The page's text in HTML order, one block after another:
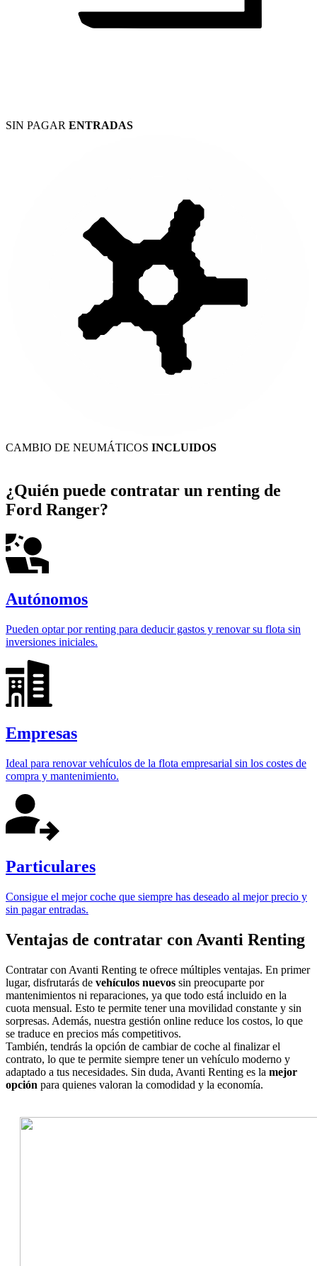
SIN PAGAR ENTRADAS
CAMBIO DE NEUMÁTICOS INCLUIDOS
¿Quién puede contratar un renting de
Ford Ranger?
Autónomos
Pueden optar por renting para deducir gastos y renovar su flota sin
inversiones iniciales.
Empresas
Ideal para renovar vehículos de la flota empresarial sin los costes de
compra y mantenimiento.
Particulares
Consigue el mejor coche que siempre has deseado al mejor precio y
sin pagar entradas.
Ventajas de contratar con Avanti Renting
Contratar con Avanti Renting te ofrece múltiples ventajas. En primer
lugar, disfrutarás de vehículos nuevos sin preocuparte por
mantenimientos ni reparaciones, ya que todo está incluido en la
cuota mensual. Esto te permite tener una movilidad constante y sin
sorpresas. Además, nuestra gestión online reduce los costos, lo que
se traduce en precios más competitivos.
También, tendrás la opción de cambiar de coche al finalizar el
contrato, lo que te permite siempre tener un vehículo moderno y
adaptado a tus necesidades. Sin duda, Avanti Renting es la mejor
opción para quienes valoran la comodidad y la economía.